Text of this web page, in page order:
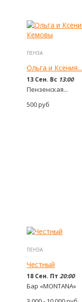
ПЕНЗА
Ольга и Ксения...
13 Сен. Вс 13:00
Пензенская...
500руб
ПЕНЗА
Честный
18 Сен. Пт 20:00
Бар «MONTANA»